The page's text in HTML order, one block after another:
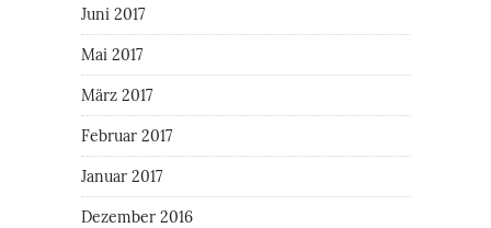
Juni 2017
Mai 2017
März 2017
Februar 2017
Januar 2017
Dezember 2016